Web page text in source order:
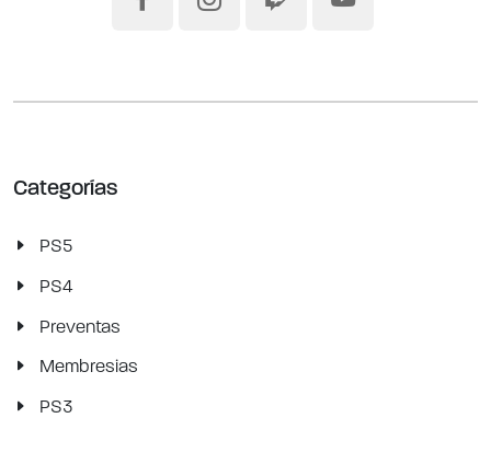
Categorías
PS5
PS4
Preventas
Membresias
PS3